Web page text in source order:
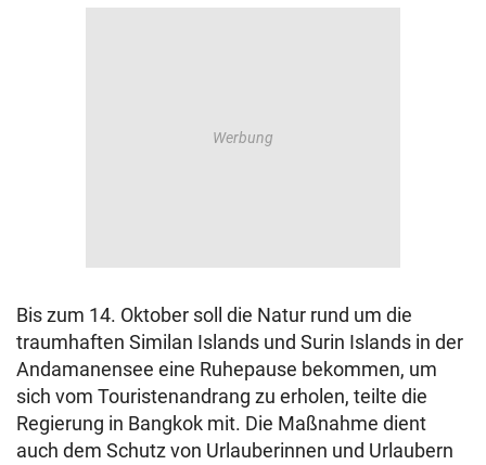
Bis zum 14. Oktober soll die Natur rund um die
traumhaften Similan Islands und Surin Islands in der
Andamanensee eine Ruhepause bekommen, um
sich vom Touristenandrang zu erholen, teilte die
Regierung in Bangkok mit. Die Maßnahme dient
auch dem Schutz von Urlauberinnen und Urlaubern